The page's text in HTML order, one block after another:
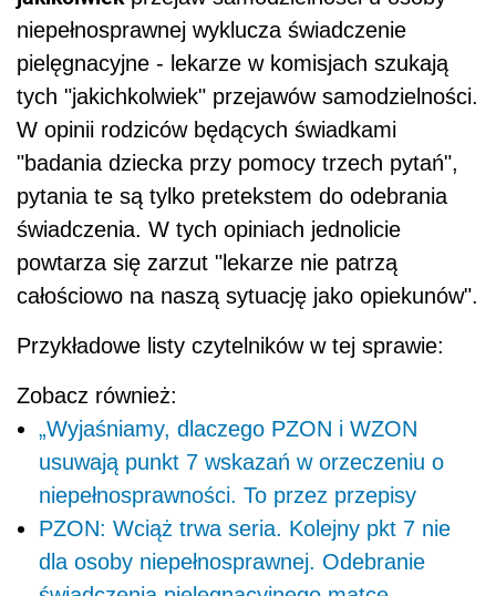
niepełnosprawnej wyklucza świadczenie
pielęgnacyjne - lekarze w komisjach szukają
tych "jakichkolwiek" przejawów samodzielności.
W opinii rodziców będących świadkami
"badania dziecka przy pomocy trzech pytań",
pytania te są tylko pretekstem do odebrania
świadczenia. W tych opiniach jednolicie
powtarza się zarzut "lekarze nie patrzą
całościowo na naszą sytuację jako opiekunów".
Przykładowe listy czytelników w tej sprawie:
Zobacz również:
„Wyjaśniamy, dlaczego PZON i WZON
usuwają punkt 7 wskazań w orzeczeniu o
niepełnosprawności. To przez przepisy
PZON: Wciąż trwa seria. Kolejny pkt 7 nie
dla osoby niepełnosprawnej. Odebranie